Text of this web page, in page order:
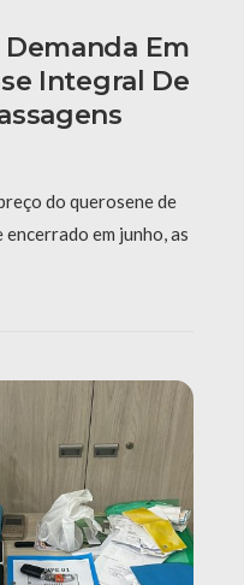
Em
Integral De
do querosene de
em junho, as